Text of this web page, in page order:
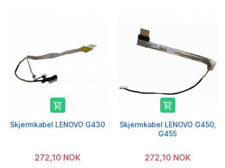

Skjermkabel LENOVO G430
272,10 NOK

Skjermkabel LENOVO G450,
G455
272,10 NOK